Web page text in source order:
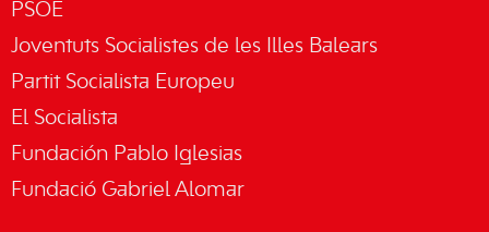
PSOE
Joventuts Socialistes de les Illes Balears
Partit Socialista Europeu
El Socialista
Fundación Pablo Iglesias
Fundació Gabriel Alomar